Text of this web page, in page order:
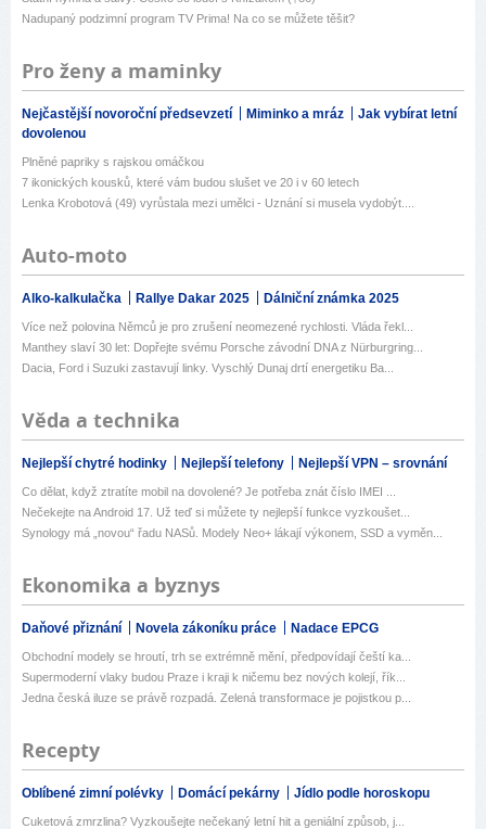
Nadupaný podzimní program TV Prima! Na co se můžete těšit?
Pro ženy a maminky
Nejčastější novoroční předsevzetí Miminko a mráz
Jak vybírat letní
dovolenou
Plněné papriky s rajskou omáčkou
7 ikonických kousků, které vám budou slušet ve 20 i v 60 letech
Lenka Krobotová (49) vyrůstala mezi umělci - Uznání si musela vydobýt....
Auto-moto
Alko-kalkulačka Rallye Dakar 2025 Dálniční známka 2025
Více než polovina Němců je pro zrušení neomezené rychlosti. Vláda řekl...
Manthey slaví 30 let: Dopřejte svému Porsche závodní DNA z Nürburgring...
Dacia, Ford i Suzuki zastavují linky. Vyschlý Dunaj drtí energetiku Ba...
Věda a technika
Nejlepší chytré hodinky Nejlepší telefony Nejlepší VPN – srovnání
Co dělat, když ztratíte mobil na dovolené? Je potřeba znát číslo IMEI ...
Nečekejte na Android 17. Už teď si můžete ty nejlepší funkce vyzkoušet...
Synology má „novou“ řadu NASů. Modely Neo+ lákají výkonem, SSD a vyměn...
Ekonomika a byznys
Daňové přiznání Novela zákoníku práce Nadace EPCG
Obchodní modely se hroutí, trh se extrémně mění, předpovídají čeští ka...
Supermoderní vlaky budou Praze i kraji k ničemu bez nových kolejí, řík...
Jedna česká iluze se právě rozpadá. Zelená transformace je pojistkou p...
Recepty
Oblíbené zimní polévky Domácí pekárny Jídlo podle horoskopu
Cuketová zmrzlina? Vyzkoušejte nečekaný letní hit a geniální způsob, j...